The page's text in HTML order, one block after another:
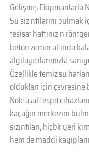
Gelişmiş Ekipmanlarla
Su sızıntılarını
tesisat hattınızın
beton zemin altında
algılayıcılarımızla
Özellikle temiz su
oldukları için
Noktasal tespit
kaçağın merkezini
sızıntıları, hiçbir yeri
hem de maddi